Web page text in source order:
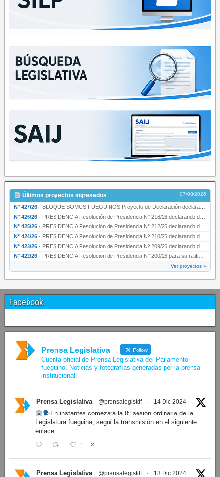
Últimos proyectos ingresados 07/08/2026
N° 427/26 · BLOQUE SOMOS FUEGUINOS Proyecto de Declaración declarando de interés provincial PRESIDENCI…
N° 426/26 · PRESIDENCIA Resolución de Presidencia N° 216/26 declarando de interés provincial la labor …
N° 425/26 · PRESIDENCIA Resolución de Presidencia N° 212/26 declarando de interés provincial el “50° A…
N° 424/26 · PRESIDENCIA Resolución de Presidencia Nº 210/26 declarando de interés provincial el proyec…
N° 423/26 · PRESIDENCIA Resolución de Presidencia Nº 209/26 declarando de interés provincial la presen…
N° 422/26 · PRESIDENCIA Resolución de Presidencia N° 200/26 para su ratificación.
Ver proyectos »
Facebook
Prensa Legislativa Follow
Cuenta oficial de Prensa Legislativa del Parlamento
fueguino. Noticias y fotografías generadas por la prensa
institucional.
Prensa Legislativa @prensalegistdf · 14 Dic 2024
En instantes comezará la 8ª sesión ordinaria de la
Legislatura fueguina, seguí la transmisión en el siguiente
enlace:
1 X
Prensa Legislativa @prensalegistdf · 13 Dic 2024